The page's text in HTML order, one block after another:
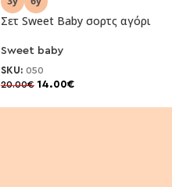
Σετ Sweet Baby σορτς αγόρι
Sweet baby
SKU: 050
20.00€ 14.00€